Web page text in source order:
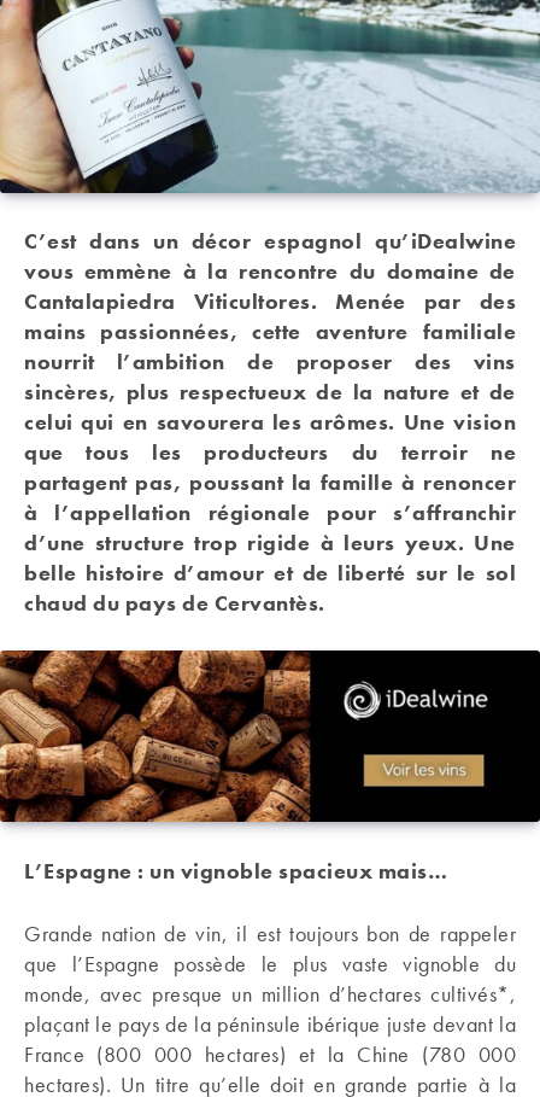
C’est dans un décor espagnol qu’iDealwine
vous emmène à la rencontre du domaine de
Cantalapiedra Viticultores. Menée par des
mains passionnées, cette aventure familiale
nourrit l’ambition de proposer des vins
sincères, plus respectueux de la nature et de
celui qui en savourera les arômes. Une vision
que tous les producteurs du terroir ne
partagent pas, poussant la famille à renoncer
à l’appellation régionale pour s’affranchir
d’une structure trop rigide à leurs yeux. Une
belle histoire d’amour et de liberté sur le sol
chaud du pays de Cervantès.
L’Espagne : un vignoble spacieux mais…
Grande nation de vin, il est toujours bon de rappeler
que l’Espagne possède le plus vaste vignoble du
monde, avec presque un million d’hectares cultivés*,
plaçant le pays de la péninsule ibérique juste devant la
France (800 000 hectares) et la Chine (780 000
hectares). Un titre qu’elle doit en grande partie à la